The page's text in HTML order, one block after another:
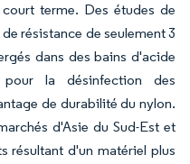
terme. Des études de
résistance de seulement 3
dans des bains d'acide
la désinfection des
de durabilité du nylon.
d'Asie du Sud-Est et
résultant d'un matériel plus